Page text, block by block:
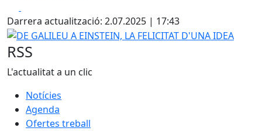
+
−
Darrera actualització: 2.07.2025 | 17:43
DE GALILEU A EINSTEIN, LA FELICITAT D'UNA IDEA
RSS
L'actualitat a un clic
Notícies
Agenda
Ofertes treball